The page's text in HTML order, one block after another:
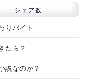
シェア数
りバイト
たら？
説なのか？